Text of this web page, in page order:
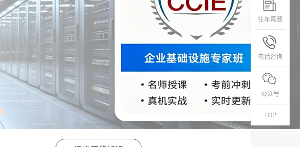
往年真题
电话咨询
公众号
TOP